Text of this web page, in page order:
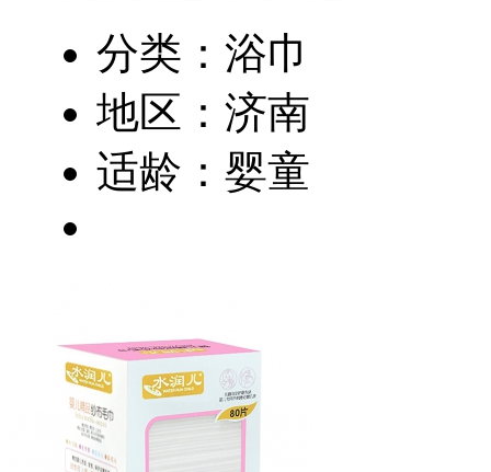
分类：浴巾
地区：济南
适龄：婴童